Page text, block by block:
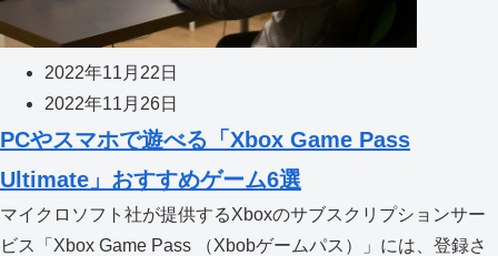
2022年11月22日
2022年11月26日
PCやスマホで遊べる「Xbox Game Pass
Ultimate」おすすめゲーム6選
マイクロソフト社が提供するXboxのサブスクリプションサー
ビス「Xbox Game Pass （Xbobゲームパス）」には、登録さ